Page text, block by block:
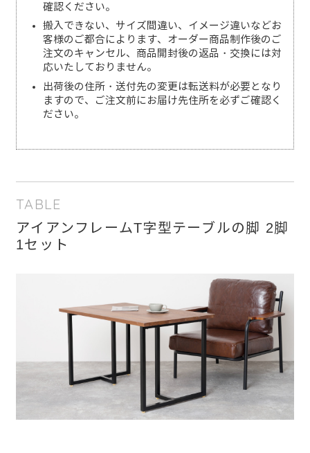
確認ください。
搬入できない、サイズ間違い、イメージ違いなどお
客様のご都合によります、オーダー商品制作後のご
注文のキャンセル、商品開封後の返品・交換には対
応いたしておりません。
出荷後の住所・送付先の変更は転送料が必要となり
ますので、ご注文前にお届け先住所を必ずご確認く
ださい。
TABLE
アイアンフレームT字型テーブルの脚 2脚
1セット